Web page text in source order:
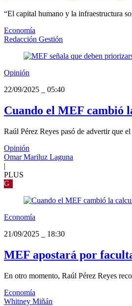
“El capital humano y la infraestructura
Economía
Redacción Gestión
Opinión
22/09/2025
05:40
Cuando el MEF cambió
Raúl Pérez Reyes pasó de advertir que
Opinión
Omar Mariluz Laguna
|
PLUS
G
Economía
21/09/2025
18:30
MEF apostará por
En otro momento, Raúl Pérez Reyes
Economía
Whitney Miñán